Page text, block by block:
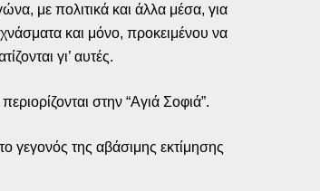
με πολιτικά και άλλα μέσα, για
και μόνο, προκειμένου να
γι’ αυτές.
στην “Αγιά Σοφιά”.
γεγονός της αβάσιμης εκτίμησης